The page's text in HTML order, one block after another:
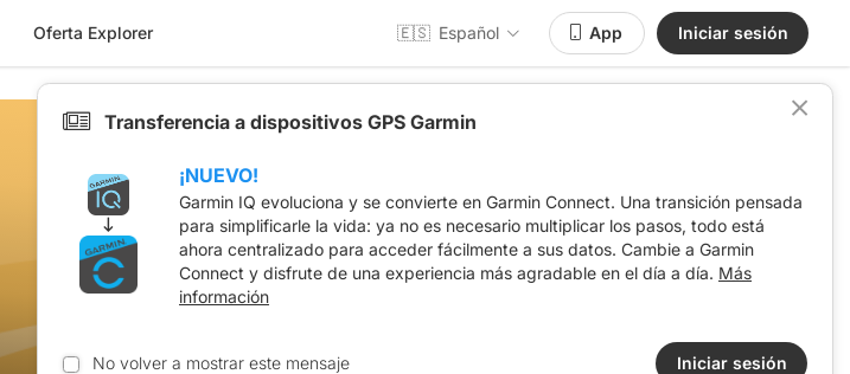
Oferta Explorer 🇪🇸 Español App Iniciar sesión
Transferencia a dispositivos GPS Garmin
¡NUEVO!
Garmin IQ evoluciona y se convierte en Garmin Connect. Una transición pensada
para simplificarle la vida: ya no es necesario multiplicar los pasos, todo está
ahora centralizado para acceder fácilmente a sus datos. Cambie a Garmin
Connect y disfrute de una experiencia más agradable en el día a día. Más
información
No volver a mostrar este mensaje Iniciar sesión